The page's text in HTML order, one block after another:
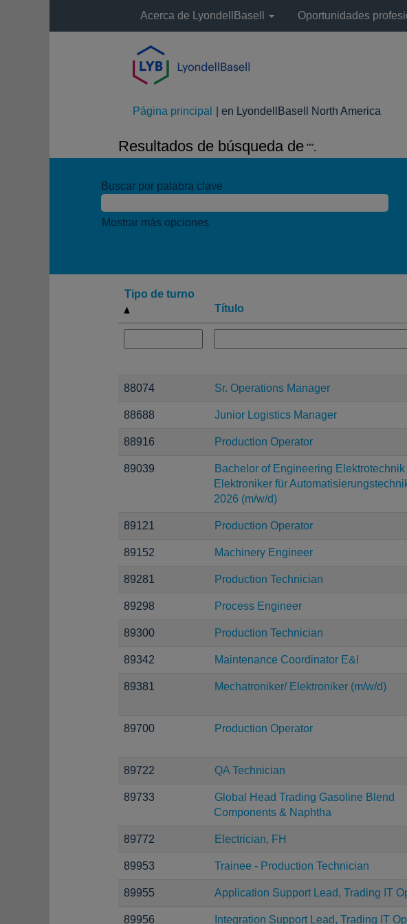
Acerca de LyondellBasell Oportunidades
Página principal en LyondellBasell North America
Resultados de búsqueda de "".
Buscar por palabra clave
Mostrar más opciones
Tipo de turno
Título
88074 Sr. Operations Manager
88688 Junior Logistics Manager
88916 Production Operator
89039
Bachelor of Engineering Elektrotechnik
Elektroniker für
2026 (m/w/d)
89121 Production Operator
89152 Machinery Engineer
89281 Production Technician
89298 Process Engineer
89300 Production Technician
89342 Maintenance Coordinator E&I
89381 Mechatroniker/ Elektroniker (m/w/d)
89700 Production Operator
89722 QA Technician
89733
Global Head Trading Gasoline Blend
Components & Naphtha
89772 Electrician, FH
89953 Trainee - Production Technician
89955 Application Support Lead, Trading IT
89956 Integration Support Lead, Trading IT